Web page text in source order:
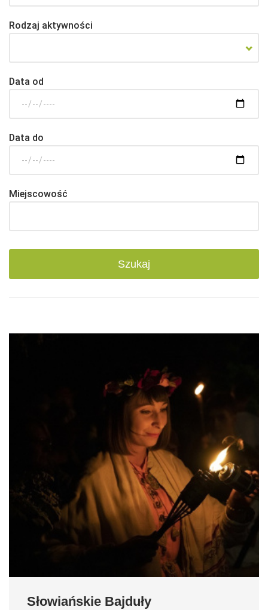
Rodzaj aktywności
Data od
Data do
Miejscowość
Słowiańskie Bajduły